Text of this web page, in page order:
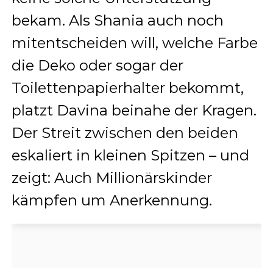
bekam. Als Shania auch noch
mitentscheiden will, welche Farbe
die Deko oder sogar der
Toilettenpapierhalter bekommt,
platzt Davina beinahe der Kragen.
Der Streit zwischen den beiden
eskaliert in kleinen Spitzen – und
zeigt: Auch Millionärskinder
kämpfen um Anerkennung.